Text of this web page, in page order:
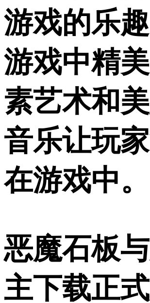
游戏的乐趣
游戏中精
素艺术和
音乐让玩
在游戏中。
恶魔石板
主下载正